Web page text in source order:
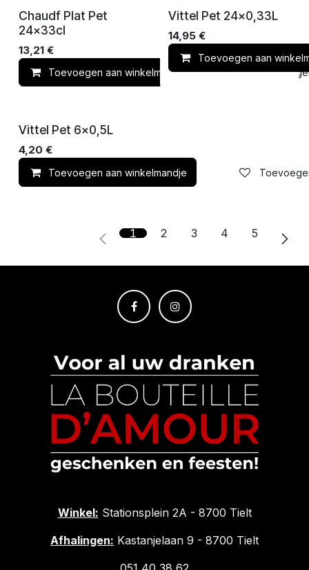
Chaudf Plat Pet
24x33cl
13,21 €
Toevoegen aan winkelmandje
Vittel Pet 24x0,33L
14,95€
Toevoegen aan
Vittel Pet 6x0,5L
4,20 €
Toevoegen aan winkelmandje
1 2 3 4 5
Winkel: Stationsplein 2A - 8700 Tielt
Afhalingen: Kastanjelaan 9 - 8700 Tielt